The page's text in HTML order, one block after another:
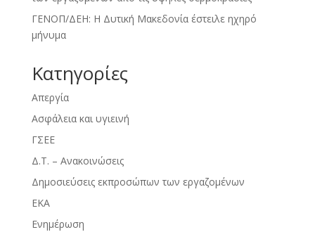
ΓΕΝΟΠ/ΔΕΗ: Η Δυτική Μακεδονία έστειλε ηχηρό
μήνυμα
Kατηγορίες
Απεργία
Ασφάλεια και υγιεινή
ΓΣΕΕ
Δ.Τ. – Ανακοινώσεις
Δημοσιεύσεις εκπροσώπων των εργαζομένων
ΕΚΑ
Ενημέρωση